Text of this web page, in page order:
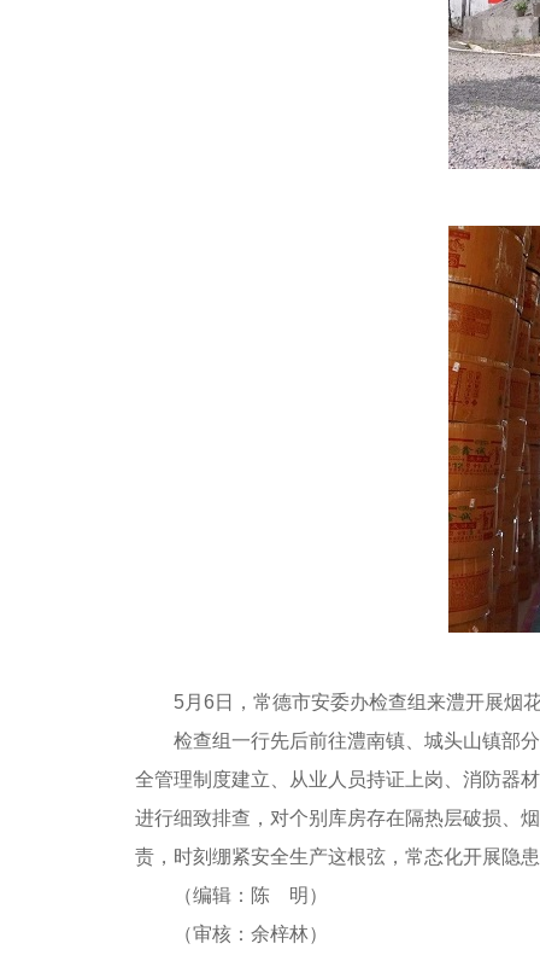
5月6日，常德市安委办检查组来澧开展烟
检查组一行先后前往澧南镇、城头山镇部
全管理制度建立、从业人员持证上岗、消防器
进行细致排查，对个别库房存在隔热层破损、
责，时刻绷紧安全生产这根弦，常态化开展隐
（编辑：陈 明）
（审核：余梓林）